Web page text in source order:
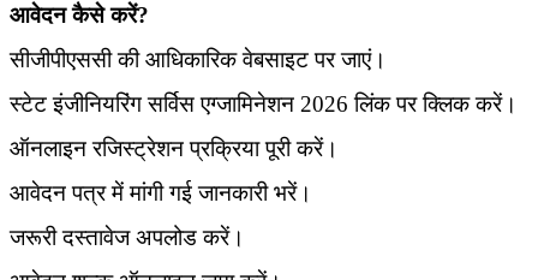
आवेदन कैसे करें?
सीजीपीएससी की आधिकारिक वेबसाइट पर जाएं।
स्टेट इंजीनियरिंग सर्विस एग्जामिनेशन 2026लिंक पर क्लिक करें।
ऑनलाइन रजिस्ट्रेशन प्रक्रिया पूरी करें।
आवेदन पत्र में मांगी गई जानकारी भरें।
जरूरी दस्तावेज अपलोड करें।